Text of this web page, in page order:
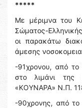
*****
Με μέριμνα του
Σώματος-
οι παρακάτω
άμεσης
-91χρονου, από το
στο λιμάνι
«ΚΟΥΝΑΡΑ» Ν.Π.
-90χρονης, από το